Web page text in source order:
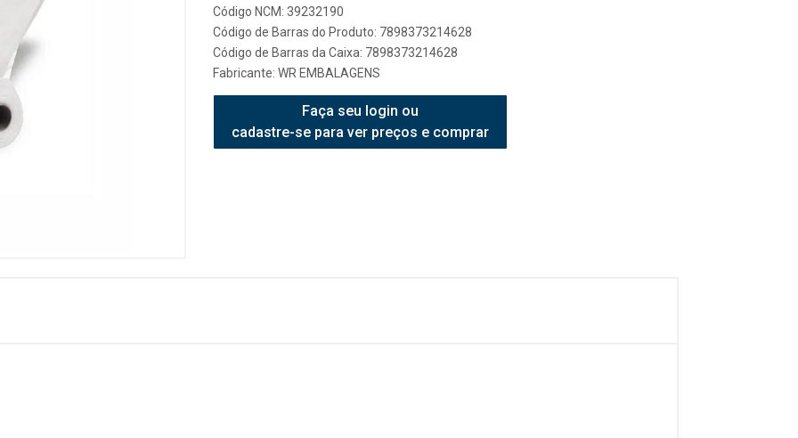
Código NCM: 39232190
Código de Barras do Produto: 7898373214628
Código de Barras da Caixa: 7898373214628
Fabricante: WR EMBALAGENS
Faça seu login ou
cadastre-se para ver preços e comprar